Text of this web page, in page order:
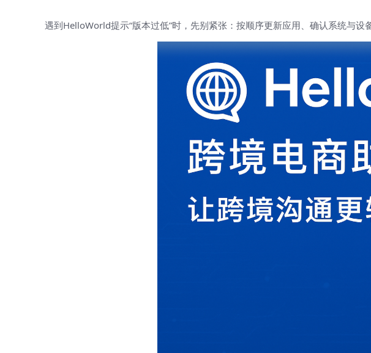
遇到HelloWorld提示“版本过低”时，先别紧张：按顺序更新应用、确认系统与